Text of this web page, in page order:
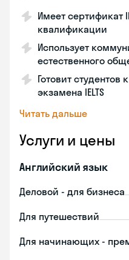
Имеет сертификат
квалификации
Использует
естественного
Готовит
экзамена IELTS
Читать дальше
Услуги и цены
Английский язык
Деловой - для бизнеса
Для путешествий
Для начинающих -